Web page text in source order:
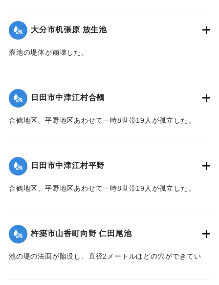
2020/7/6｜固有コード:01215063
大分市机張原 放生池
溜池の堤体が崩壊した。
2020/7/6｜固有コード:01215064
日田市中津江村合鶴
合鶴地区、平野地区あわせて一時8世帯19人が孤立した。
2020/7/6｜固有コード: 01215057
日田市中津江村平野
合鶴地区、平野地区あわせて一時8世帯19人が孤立した。
2020/7/6｜固有コード: 01215058
杵築市山香町向野 仁田尾池
池の堤の法面が陥没し、直径2メートルほどの穴ができてい
決壊の恐れがあるとして11日午後4時20分、平山区の7世帯20